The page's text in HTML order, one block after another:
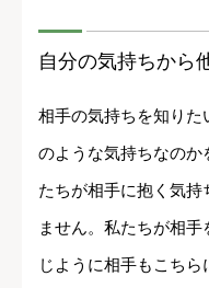
自分の気持ちから
相手の気持ちを知り
のような気持ちなのか
たちが相手に抱く気持
ません。私たちが相
じように相手もこち